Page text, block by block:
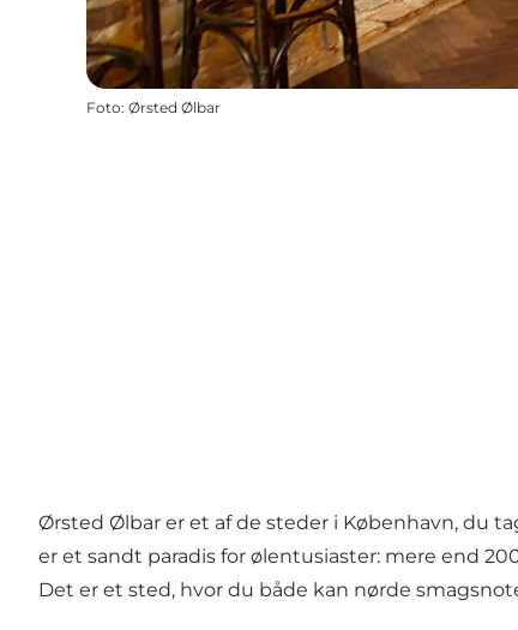
Foto: Ørsted Ølbar
Ørsted Ølbar er et af de steder i København, du
er et sandt paradis for ølentusiaster: mere end
Det er et sted, hvor du både kan nørde